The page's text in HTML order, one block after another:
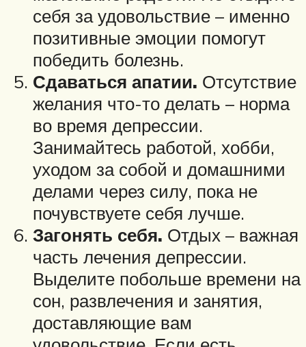
себя за удовольствие – именно
позитивные эмоции помогут
победить болезнь.
Сдаваться апатии. Отсутствие
желания что-то делать – норма
во время депрессии.
Занимайтесь работой, хобби,
уходом за собой и домашними
делами через силу, пока не
почувствуете себя лучше.
Загонять себя. Отдых – важная
часть лечения депрессии.
Выделите побольше времени на
сон, развлечения и занятия,
доставляющие вам